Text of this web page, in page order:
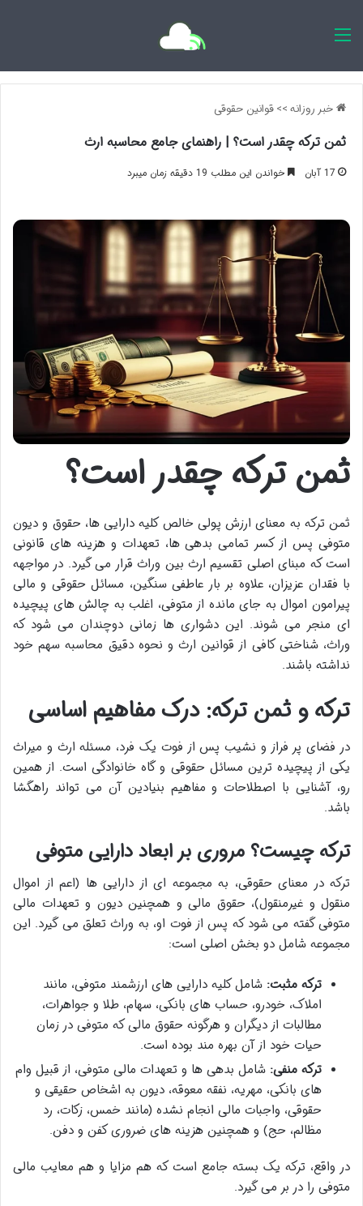
خبر روزانه>>قوانین حقوقی
ثمن ترکه چقدر است؟ | راهنمای جامع محاسبه ارث
17 آبان خواندن این مطلب 19 دقیقه زمان میبرد
ثمن ترکه چقدر است؟
ثمن ترکه به معنای ارزش پولی خالص کلیه دارایی ها، حقوق و دیون
متوفی پس از کسر تمامی بدهی ها، تعهدات و هزینه های قانونی
است که مبنای اصلی تقسیم ارث بین وراث قرار می گیرد. در مواجهه
با فقدان عزیزان، علاوه بر بار عاطفی سنگین، مسائل حقوقی و مالی
پیرامون اموال به جای مانده از متوفی، اغلب به چالش های پیچیده
ای منجر می شوند. این دشواری ها زمانی دوچندان می شود که
وراث، شناختی کافی از قوانین ارث و نحوه دقیق محاسبه سهم خود
نداشته باشند.
ترکه و ثمن ترکه: درک مفاهیم اساسی
در فضای پر فراز و نشیب پس از فوت یک فرد، مسئله ارث و میراث
یکی از پیچیده ترین مسائل حقوقی و گاه خانوادگی است. از همین
رو، آشنایی با اصطلاحات و مفاهیم بنیادین آن می تواند راهگشا
باشد.
ترکه چیست؟ مروری بر ابعاد دارایی متوفی
ترکه در معنای حقوقی، به مجموعه ای از دارایی ها (اعم از اموال
منقول و غیرمنقول)، حقوق مالی و همچنین دیون و تعهدات مالی
متوفی گفته می شود که پس از فوت او، به وراث تعلق می گیرد. این
مجموعه شامل دو بخش اصلی است:
ترکه مثبت: شامل کلیه دارایی های ارزشمند متوفی، مانند
املاک، خودرو، حساب های بانکی، سهام، طلا و جواهرات،
مطالبات از دیگران و هرگونه حقوق مالی که متوفی در زمان
حیات خود از آن بهره مند بوده است.
ترکه منفی: شامل بدهی ها و تعهدات مالی متوفی، از قبیل وام
های بانکی، مهریه، نفقه معوقه، دیون به اشخاص حقیقی و
حقوقی، واجبات مالی انجام نشده (مانند خمس، زکات، رد
مظالم، حج) و همچنین هزینه های ضروری کفن و دفن.
در واقع، ترکه یک بسته جامع است که هم مزایا و هم معایب مالی
متوفی را در بر می گیرد.